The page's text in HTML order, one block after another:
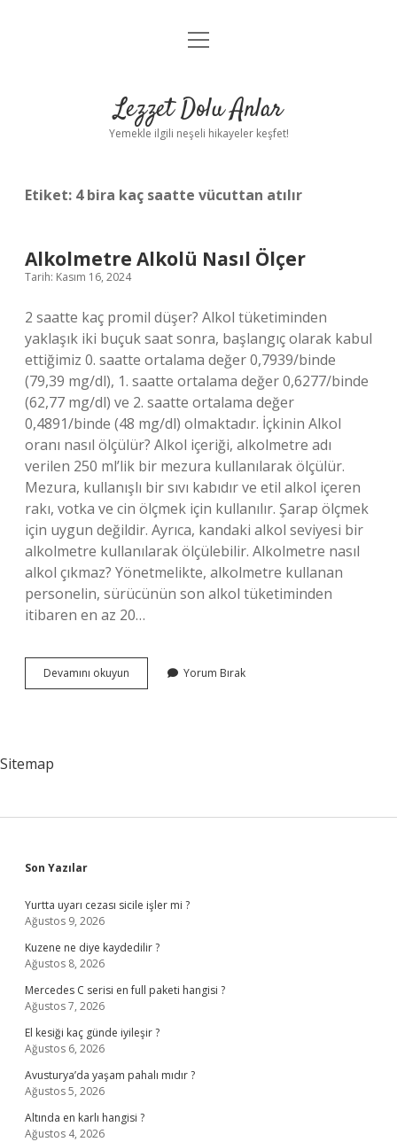
Anasayfa
Yasal Uyarı
menüyü
Lezzet Dolu Anlar
Yemekle ilgili neşeli hikayeler keşfet!
Etiket: 4 bira kaç saatte vücuttan atılır
Alkolmetre Alkolü Nasıl Ölçer
Tarih: Kasım 16, 2024
2 saatte kaç promil düşer? Alkol tüketiminden
yaklaşık iki buçuk saat sonra, başlangıç ​​olarak kabul
ettiğimiz 0. saatte ortalama değer 0,7939/binde
(79,39 mg/dl), 1. saatte ortalama değer 0,6277/binde
(62,77 mg/dl) ve 2. saatte ortalama değer
0,4891/binde (48 mg/dl) olmaktadır. İçkinin Alkol
oranı nasıl ölçülür? Alkol içeriği, alkolmetre adı
verilen 250 ml’lik bir mezura kullanılarak ölçülür.
Mezura, kullanışlı bir sıvı kabıdır ve etil alkol içeren
rakı, votka ve cin ölçmek için kullanılır. Şarap ölçmek
için uygun değildir. Ayrıca, kandaki alkol seviyesi bir
alkolmetre kullanılarak ölçülebilir. Alkolmetre nasıl
alkol çıkmaz? Yönetmelikte, alkolmetre kullanan
personelin, sürücünün son alkol tüketiminden
itibaren en az 20…
Devamını okuyun Alkolmetre
Alkolü
Yorum Bırak
Sitemap
Sidebar
Son Yazılar
Yurtta uyarı cezası sicile işler mi ?
Ağustos 9, 2026
Kuzene ne diye kaydedilir ?
Ağustos 8, 2026
Mercedes C serisi en full paketi hangisi ?
Ağustos 7, 2026
El kesiği kaç günde iyileşir ?
Ağustos 6, 2026
Avusturya’da yaşam pahalı mıdır ?
Ağustos 5, 2026
Altında en karlı hangisi ?
Ağustos 4, 2026